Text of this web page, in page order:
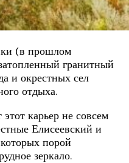
(в прошлом
гранитный
и окрестных сел
отдыха.
карьер не совсем
Елисеевский и
порой
зеркало.